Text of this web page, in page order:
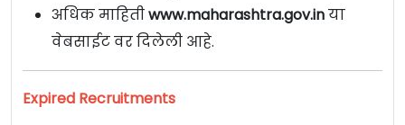
अधिक माहितीwww.maharashtra.gov.inया
वेबसाईट वर दिलेली आहे.
Expired Recruitments